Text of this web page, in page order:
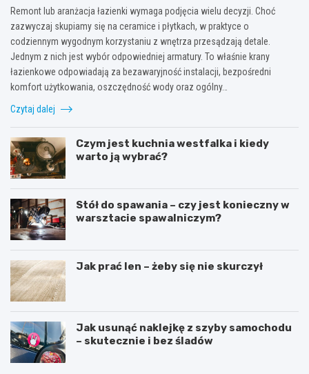
Remont lub aranżacja łazienki wymaga podjęcia wielu decyzji. Choć
zazwyczaj skupiamy się na ceramice i płytkach, w praktyce o
codziennym wygodnym korzystaniu z wnętrza przesądzają detale.
Jednym z nich jest wybór odpowiedniej armatury. To właśnie krany
łazienkowe odpowiadają za bezawaryjność instalacji, bezpośredni
komfort użytkowania, oszczędność wody oraz ogólny…
Czytaj dalej
Czym jest kuchnia westfalka i kiedy
warto ją wybrać?
Stół do spawania – czy jest konieczny w
warsztacie spawalniczym?
Jak prać len – żeby się nie skurczył
Jak usunąć naklejkę z szyby samochodu
– skutecznie i bez śladów